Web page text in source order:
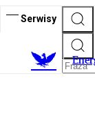
Serwisy
E